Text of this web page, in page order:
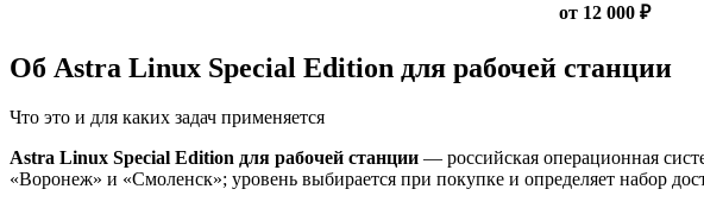
от 12 000 ₽
Об Astra Linux Special Edition для рабочей станции
Что это и для каких задач применяется
Astra Linux Special Edition для рабочей станции — российская операционная
«Воронеж» и «Смоленск»; уровень выбирается при покупке и определяет набор